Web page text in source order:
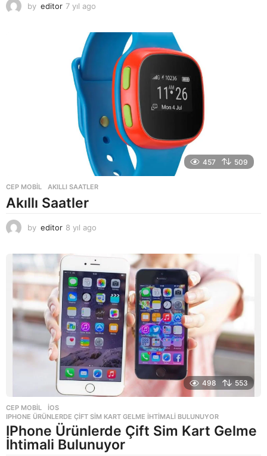
by editor 7 yıl ago
457 509
CEP MOBIL AKILLI SAATLER
Akıllı Saatler
by editor 8 yıl ago
a
g
o
498 553
CEP MOBIL ,IOS
IPHONE ÜRÜNLERDE ÇIFT SIM KART GELME İHTIMALI BULUNUYOR
IPhone Ürünlerde Çift Sim Kart Gelme
İhtimali Bulunuyor